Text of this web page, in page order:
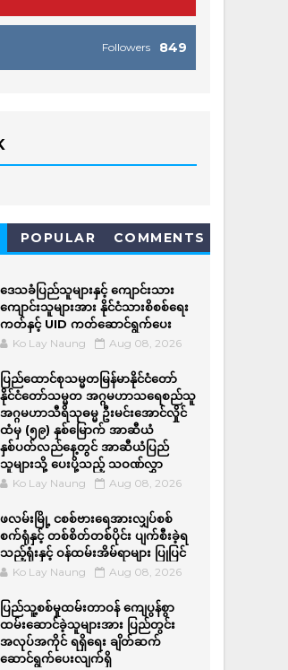
849
Followers
POPULAR COMMENTS
ဒေသခံပြည်သူများနှင့် ကျောင်းသား
ကျောင်းသူများအား နိုင်ငံသားစိစစ်ရေး
ကတ်နှင့် UID ကတ်ဆောင်ရွက်ပေး
Ko Lay Naung Aug 08, 2026
ပြည်ထောင်စုသမ္မတမြန်မာနိုင်ငံတော်
နိုင်ငံတော်သမ္မတ အဂ္ဂမဟာသရေစည်သူ
အဂ္ဂမဟာသီရိသုဓမ္မ ဦးမင်းအောင်လှိုင်
ထံမှ (၅၉) နှစ်မြောက် အာဆီယံ
နှစ်ပတ်လည်နေ့တွင် အာဆီယံပြည်
သူများသို့ ပေးပို့သည့် သဝဏ်လွှာ
Ko Lay Naung Aug 08, 2026
ဖလမ်းမြို့ ငစစ်ဗားရေအားလျှပ်စစ်
စက်ရုံနှင့် တစ်စိတ်တစ်ပိုင်း ပျက်စီးခဲ့ရ
သည့်ရုံးနှင့် ဝန်ထမ်းအိမ်ရာများ ပြုပြင်
Ko Lay Naung Aug 08, 2026
ပြည်သူ့စစ်မှုထမ်းတာဝန် ကျေပွန်စွာ
ထမ်းဆောင်ခဲ့သူများအား ပြည်တွင်း
အလုပ်အကိုင် ရရှိရေး ချိတ်ဆက်
ဆောင်ရွက်ပေးလျက်ရှိ